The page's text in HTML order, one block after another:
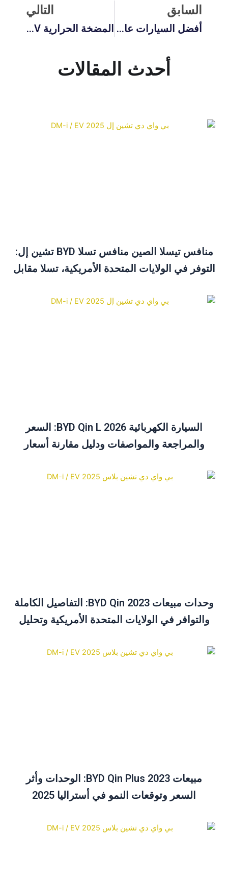
السابق
أفضل السيارات عالية الأداء التي يقل سعرها عن $50,000 في عام 2025
التالي
المضخة الحرارية BYD Song Plus EV: تحقيق أقصى قدر من الكفاءة والمدى في عام 2026
أحدث المقالات
منافس تيسلا الصين منافس تسلا BYD تشين إل:
في الولايات المتحدة الأمريكية، تسلا مقابل
السيارة الكهربائية BYD Qin L 2026: السعر
والمراجعة والمواصفات ودليل مقارنة أسعار
وحدات مبيعات BYD Qin 2023: التفاصيل الكاملة
والتوافر في الولايات المتحدة الأمريكية وتحليل
مبيعات BYD Qin Plus 2023: الوحدات وأثر
السعر وتوقعات النمو في أستراليا 2025